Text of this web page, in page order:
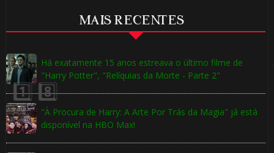
MAIS RECENTES
Há exatamente 15 anos estreava o último filme de
"Harry Potter", "Relíquias da Morte - Parte 2"
"À Procura de Harry: A Arte Por Trás da Magia" já está
disponível na HBO Max!